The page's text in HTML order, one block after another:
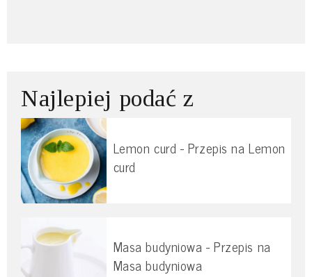
Najlepiej podać z
Lemon curd - Przepis na Lemon
curd
Masa budyniowa - Przepis na
Masa budyniowa